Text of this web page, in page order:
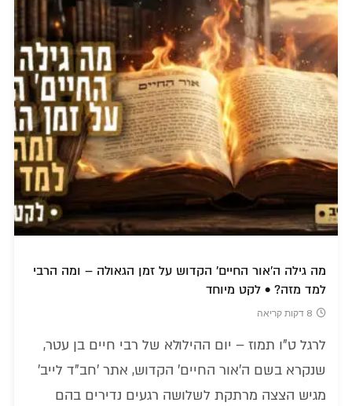
מה גילה ה'אור החיים' הקדוש על זמן הגאולה – ומה הרבי
למד מזה? • לקט מיוחד
8 דקות קריאה
לרגל ט"ו תמוז – יום ההילולא של רבי חיים בן עטר,
שנקרא בשם ה'אור החיים' הקדוש, אתר 'חב"ד לייב'
מגיש הצצה מרתקת לשלושה רגעים נדירים בהם